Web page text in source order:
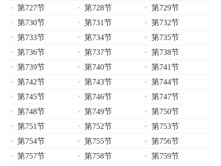
第727节
第728节
第729节
第730节
第731节
第732节
第733节
第734节
第735节
第736节
第737节
第738节
第739节
第740节
第741节
第742节
第743节
第744节
第745节
第746节
第747节
第748节
第749节
第750节
第751节
第752节
第753节
第754节
第755节
第756节
第757节
第758节
第759节